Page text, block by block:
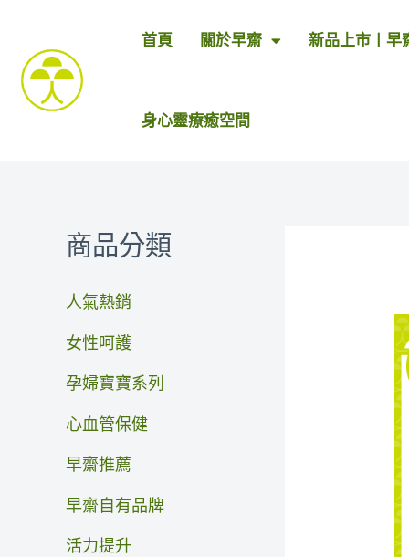
首頁 關於早齋 新品上市〡早
身心靈療癒空間
商品分類
人氣熱銷
女性呵護
孕婦寶寶系列
心血管保健
早齋推薦
早齋自有品牌
活力提升